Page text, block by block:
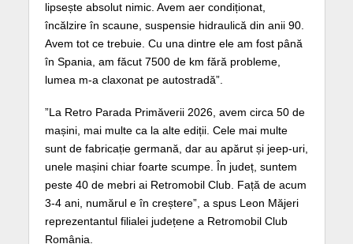
lipsește absolut nimic. Avem aer condiționat,
încălzire în scaune, suspensie hidraulică din anii 90.
Avem tot ce trebuie. Cu una dintre ele am fost până
în Spania, am făcut 7500 de km fără probleme,
lumea m-a claxonat pe autostradă”.
”La Retro Parada Primăverii 2026, avem circa 50 de
mașini, mai multe ca la alte ediții. Cele mai multe
sunt de fabricație germană, dar au apărut și jeep-uri,
unele mașini chiar foarte scumpe. În județ, suntem
peste 40 de mebri ai Retromobil Club. Față de acum
3-4 ani, numărul e în creștere”, a spus Leon Măjeri
reprezentantul filialei județene a Retromobil Club
România.